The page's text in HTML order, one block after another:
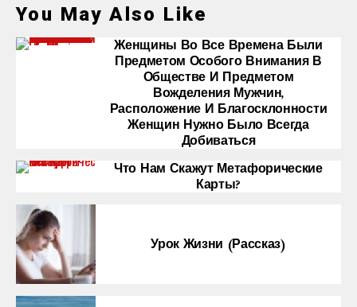
You May Also Like
Женщины Во Все Времена Были
Предметом Особого Внимания В
Обществе И Предметом
Вожделения Мужчин,
Расположение И Благосклонности
Женщин Нужно Было Всегда
Добиваться
Что Нам Скажут Метафорические
Карты?
Урок Жизни (рассказ)